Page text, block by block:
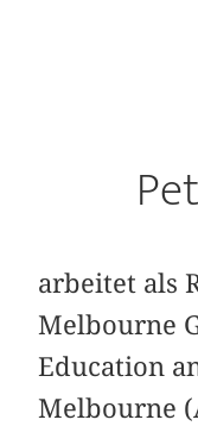
arbeitet als
Melbourne
Education
Melbourne